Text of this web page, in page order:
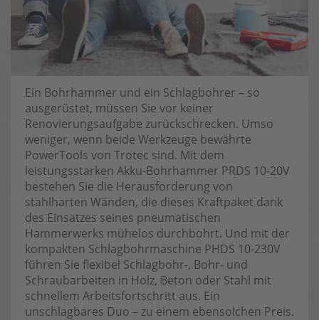
Ein Bohrhammer und ein Schlagbohrer – so
ausgerüstet, müssen Sie vor keiner
Renovierungsaufgabe zurückschrecken. Umso
weniger, wenn beide Werkzeuge bewährte
PowerTools von Trotec sind. Mit dem
leistungsstarken Akku-Bohrhammer PRDS 10-20V
bestehen Sie die Herausforderung von
stahlharten Wänden, die dieses Kraftpaket dank
des Einsatzes seines pneumatischen
Hammerwerks mühelos durchbohrt. Und mit der
kompakten Schlagbohrmaschine PHDS 10-230V
führen Sie flexibel Schlagbohr-, Bohr- und
Schraubarbeiten in Holz, Beton oder Stahl mit
schnellem Arbeitsfortschritt aus. Ein
unschlagbares Duo – zu einem ebensolchen Preis.